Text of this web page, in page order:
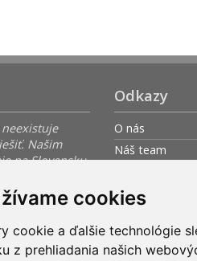
cookies
cookie a ďalšie technológie
z prehliadania našich
Našim
na Slovensku
a s
o svoje
pre dobro
Odkazy
O nás
Náš team
Naše Služby
Online poradňa